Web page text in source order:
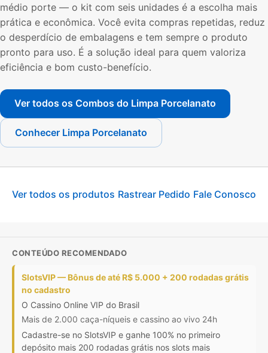
médio porte — o kit com seis unidades é a escolha mais
prática e econômica. Você evita compras repetidas, reduz
o desperdício de embalagens e tem sempre o produto
pronto para uso. É a solução ideal para quem valoriza
eficiência e bom custo-benefício.
Ver todos os Combos do Limpa Porcelanato
Conhecer Limpa Porcelanato
Ver todos os produtos Rastrear Pedido Fale Conosco
CONTEÚDO RECOMENDADO
SlotsVIP — Bônus de até R$ 5.000 + 200 rodadas grátis
no cadastro
O Cassino Online VIP do Brasil
Mais de 2.000 caça-níqueis e cassino ao vivo 24h
Cadastre-se no SlotsVIP e ganhe 100% no primeiro
depósito mais 200 rodadas grátis nos slots mais